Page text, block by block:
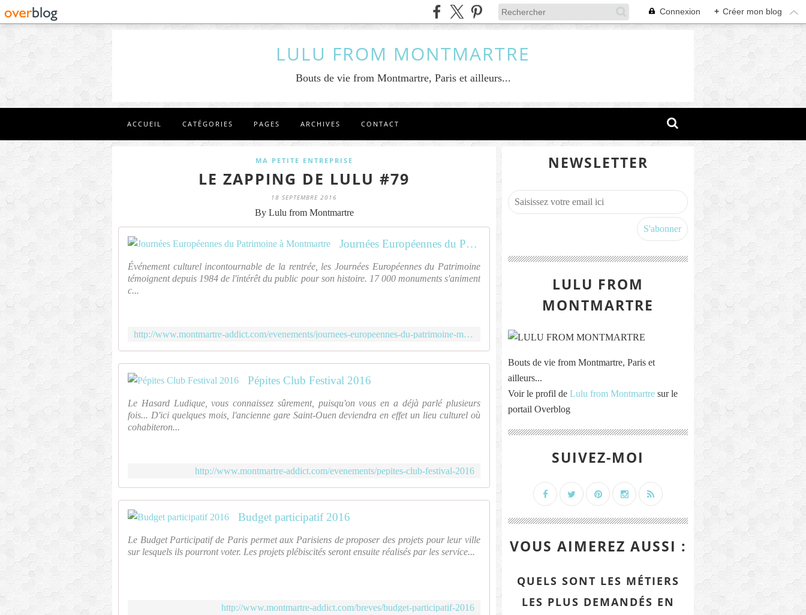
Connexion + Créer mon blog
LULU FROM MONTMARTRE
Bouts de vie from Montmartre, Paris et ailleurs...
ACCUEIL CATÉGORIES PAGES ARCHIVES CONTACT
MA PETITE ENTREPRISE
LE ZAPPING DE LULU #79
18 SEPTEMBRE 2016
By Lulu from Montmartre
Journées Européennes du Patrimoine à Montmartre
Événement culturel incontournable de la rentrée, les Journées Européennes du Patrimoine
témoignent depuis 1984 de l'intérêt du public pour son histoire. 17 000 monuments s'animent
c...
http://www.montmartre-addict.com/evenements/journees-europeennes-du-patrimoine-montmartre
Pépites Club Festival 2016
Le Hasard Ludique, vous connaissez sûrement, puisqu'on vous en a déjà parlé plusieurs
fois... D'ici quelques mois, l'ancienne gare Saint-Ouen deviendra en effet un lieu culturel où
cohabiteron...
http://www.montmartre-addict.com/evenements/pepites-club-festival-2016
Budget participatif 2016
Le Budget Participatif de Paris permet aux Parisiens de proposer des projets pour leur ville
sur lesquels ils pourront voter. Les projets plébiscités seront ensuite réalisés par les service...
http://www.montmartre-addict.com/breves/budget-participatif-2016
NEWSLETTER
LULU FROM
MONTMARTRE
Bouts de vie from Montmartre, Paris et
ailleurs...
Voir le profil de Lulu from Montmartre sur le
portail Overblog
SUIVEZ-MOI
VOUS AIMEREZ AUSSI :
QUELS SONT LES MÉTIERS
LES PLUS DEMANDÉS EN